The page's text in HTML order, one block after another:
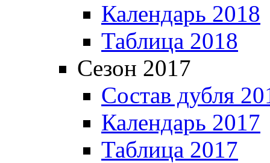
Календарь 2018
Таблица 2018
Сезон 2017
Состав дубля
Календарь 2017
Таблица 2017